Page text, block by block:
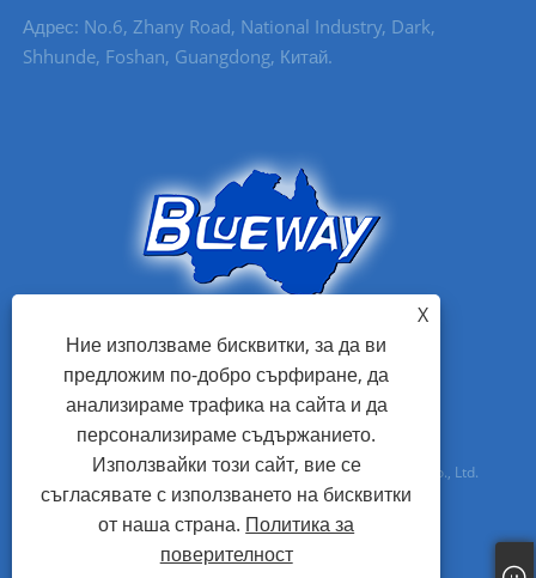
Адрес: No.6, Zhany Road, National Industry, Dark,
Shhunde, Foshan, Guangdong, Китай.
Авторско право © 2021 Foshan Blueway Electric Appliances Co., Ltd.
Sitemap RSS XML
X
Ние използваме бисквитки, за да ви
предложим по-добро сърфиране, да
анализираме трафика на сайта и да
персонализираме съдържанието.
Използвайки този сайт, вие се
съгласявате с използването на бисквитки
от наша страна. Политика за
поверителност